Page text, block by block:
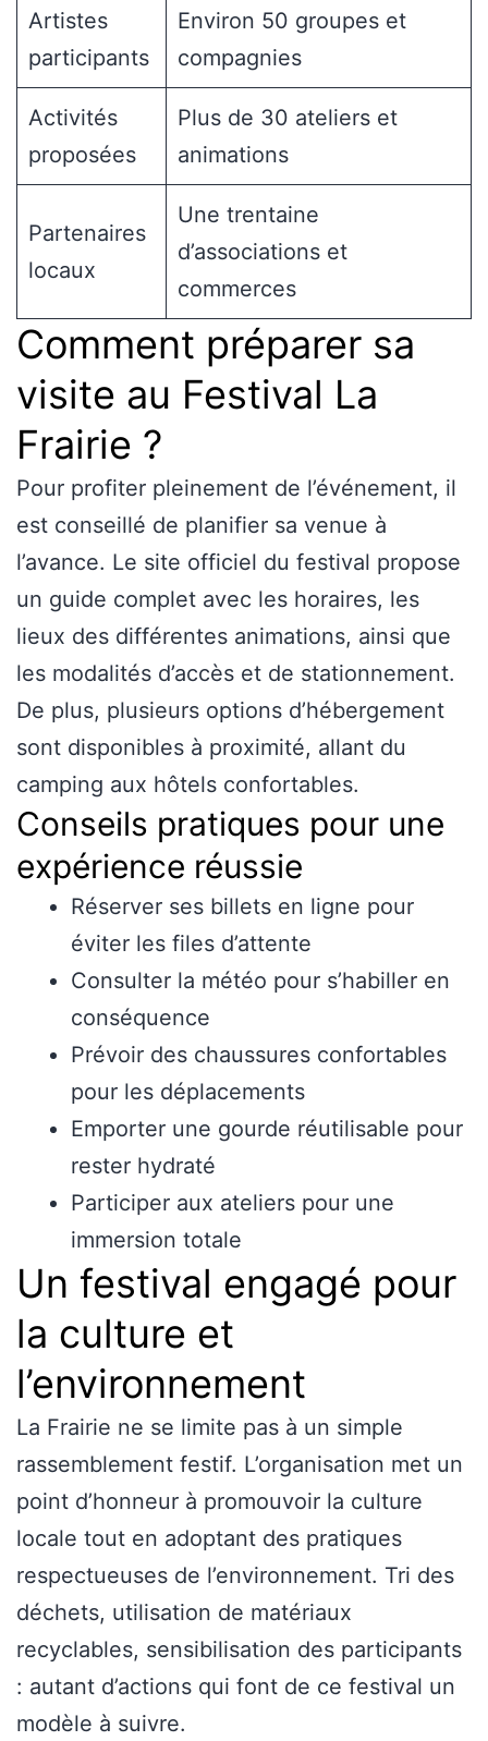
Artistes
participants
Environ 50 groupes et
compagnies
Activités
proposées
Plus de 30 ateliers et
animations
Partenaires
locaux
Une trentaine
d’associations et
commerces
Comment préparer sa
visite au Festival La
Frairie ?
Pour profiter pleinement de l’événement, il
est conseillé de planifier sa venue à
l’avance. Le site officiel du festival propose
un guide complet avec les horaires, les
lieux des différentes animations, ainsi que
les modalités d’accès et de stationnement.
De plus, plusieurs options d’hébergement
sont disponibles à proximité, allant du
camping aux hôtels confortables.
Conseils pratiques pour une
expérience réussie
Réserver ses billets en ligne pour
éviter les files d’attente
Consulter la météo pour s’habiller en
conséquence
Prévoir des chaussures confortables
pour les déplacements
Emporter une gourde réutilisable pour
rester hydraté
Participer aux ateliers pour une
immersion totale
Un festival engagé pour
la culture et
l’environnement
La Frairie ne se limite pas à un simple
rassemblement festif. L’organisation met un
point d’honneur à promouvoir la culture
locale tout en adoptant des pratiques
respectueuses de l’environnement. Tri des
déchets, utilisation de matériaux
recyclables, sensibilisation des participants
: autant d’actions qui font de ce festival un
modèle à suivre.